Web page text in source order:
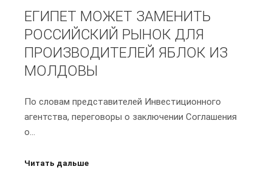
ЕГИПЕТ МОЖЕТ ЗАМЕНИТЬ
РОССИЙСКИЙ РЫНОК ДЛЯ
ПРОИЗВОДИТЕЛЕЙ ЯБЛОК ИЗ
МОЛДОВЫ
По словам представителей Инвестиционного
агентства, переговоры о заключении Соглашения
о…
Читать дальше